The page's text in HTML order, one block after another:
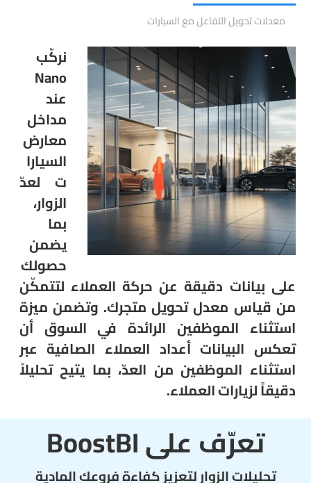
معدلات تحويل التفاعل مع السيارات
نركّب
Nano
عند
مداخل
معارض
السيارا
ت لعدّ
الزوار،
بما
يضمن
حصولك
على بيانات دقيقة عن حركة العملاء لتتمكّن
من قياس معدل تحويل متجرك. وتضمن ميزة
استثناء الموظفين الرائدة في السوق أن
تعكس البيانات أعداد العملاء الصافية عبر
استثناء الموظفين من العدّ، بما يتيح تحليلاً
دقيقاً لزيارات العملاء.
تعرّف على BoostBI
تحليلات الزوار لتعزيز كفاءة فروعك المادية